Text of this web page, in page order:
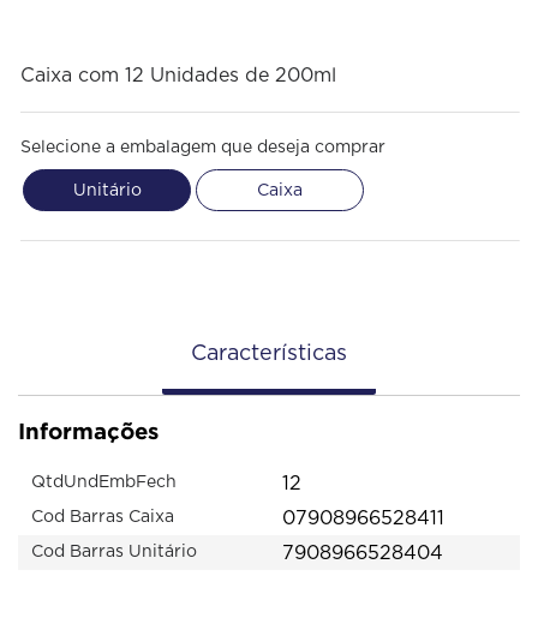
Caixa com 12 Unidades de 200ml
Selecione a embalagem que deseja comprar
Unitário Caixa
Características
Informações
QtdUndEmbFech 12
Cod Barras Caixa 07908966528411
Cod Barras Unitário 7908966528404